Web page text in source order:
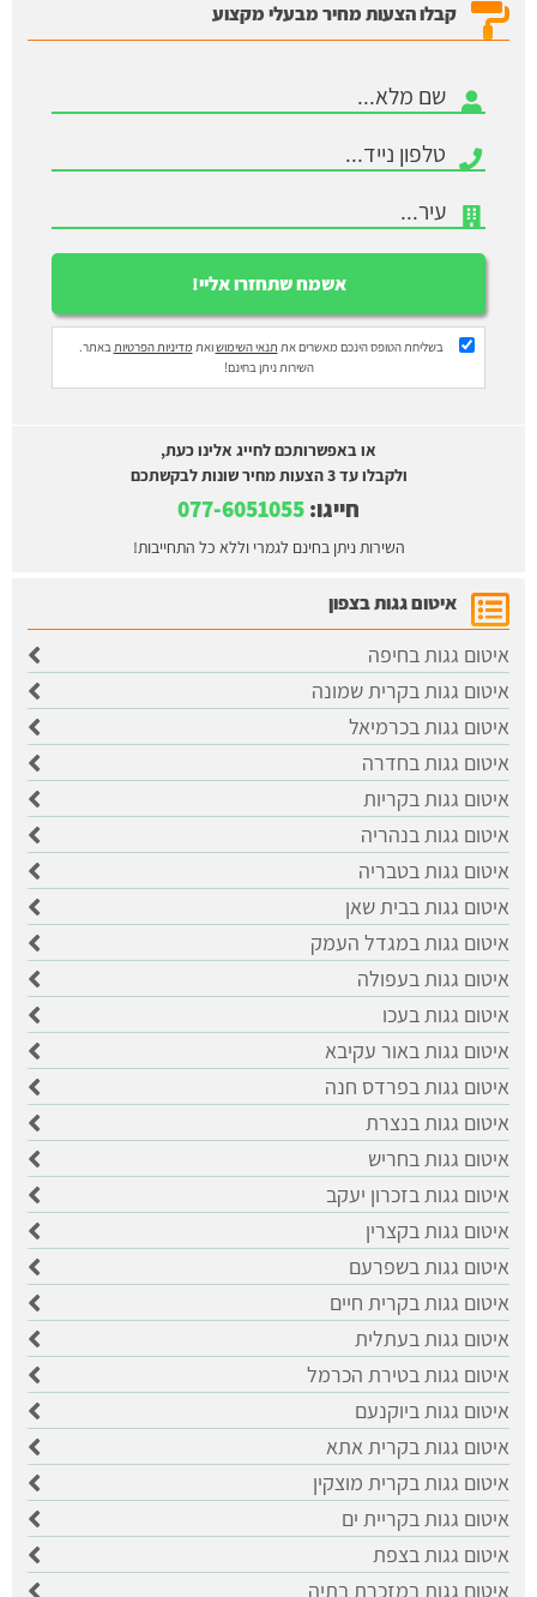
קבלו הצעות מחיר מבעלי מקצוע
בשליחת הטופס הינכם מאשרים את תנאי השימושואת מדיניות הפרטיותבאתר.
השירות ניתן בחינם!
או באפשרותכם לחייג אלינו כעת,
ולקבלו עד 3 הצעות מחיר שונות לבקשתכם
חייגו:
השירות ניתן בחינם לגמרי וללא כל התחייבות!
איטום גגות בצפון
איטום גגות בחיפה
איטום גגות בקרית שמונה
איטום גגות בכרמיאל
איטום גגות בחדרה
איטום גגות בקריות
איטום גגות בנהריה
איטום גגות בטבריה
איטום גגות בבית שאן
איטום גגות במגדל העמק
איטום גגות בעפולה
איטום גגות בעכו
איטום גגות באור עקיבא
איטום גגות בפרדס חנה
איטום גגות בנצרת
איטום גגות בחריש
איטום גגות בזכרון יעקב
איטום גגות בקצרין
איטום גגות בשפרעם
איטום גגות בקרית חיים
איטום גגות בעתלית
איטום גגות בטירת הכרמל
איטום גגות ביוקנעם
איטום גגות בקרית אתא
איטום גגות בקרית מוצקין
איטום גגות בקריית ים
איטום גגות בצפת
איטום גגות במזכרת בתיה